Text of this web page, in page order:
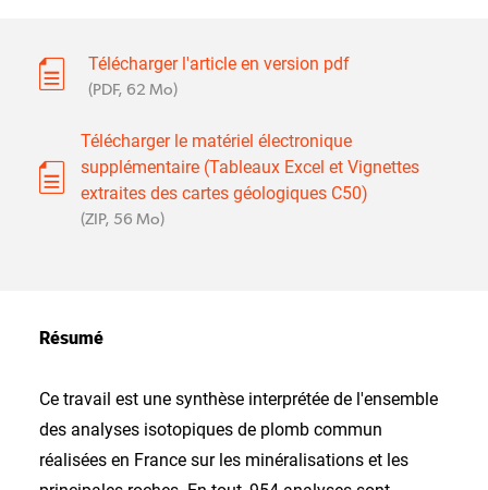
Télécharger l'article en version pdf
(PDF, 62 Mo)
Télécharger le matériel électronique
supplémentaire (Tableaux Excel et Vignettes
extraites des cartes géologiques C50)
(ZIP, 56 Mo)
Résumé
Ce travail est une synthèse interprétée de l'ensemble
des analyses isotopiques de plomb commun
réalisées en France sur les minéralisations et les